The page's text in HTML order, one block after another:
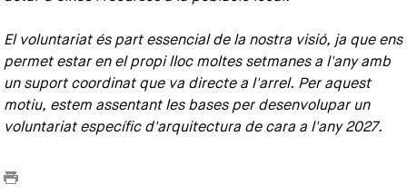
El voluntariat és part essencial de la nostra visió, ja que ens
permet estar en el propi lloc moltes setmanes a l'any amb
un suport coordinat que va directe a l'arrel. Per aquest
motiu, estem assentant les bases per desenvolupar un
voluntariat específic d'arquitectura de cara a l'any 2027.